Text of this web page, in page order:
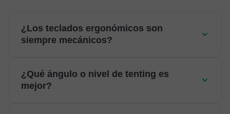
¿Los teclados ergonómicos son
siempre mecánicos?
¿Qué ángulo o nivel de tenting es
mejor?